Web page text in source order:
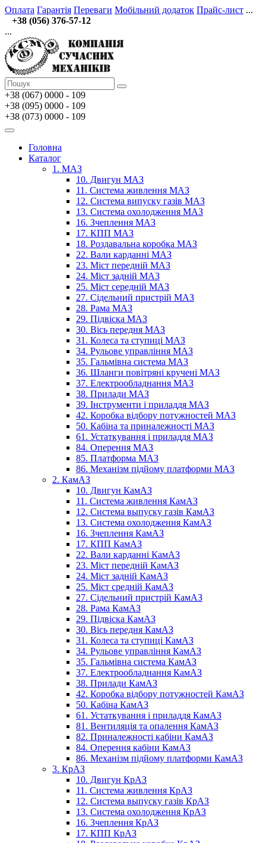
Оплата Гарантія Переваги Мобільний додаток Прайс-лист ...
+38 (056) 376-57-12
...
+38 (067) 0000 - 109
+38 (095) 0000 - 109
+38 (073) 0000 - 109
Головна
Каталог
1. МАЗ
10. Двигун МАЗ
11. Система живлення МАЗ
12. Система випуску газів МАЗ
13. Система охолодження МАЗ
16. Зчеплення МАЗ
17. КПП МАЗ
18. Роздавальна коробка МАЗ
22. Вали карданні МАЗ
23. Міст передній МАЗ
24. Міст задній МАЗ
25. Міст середній МАЗ
27. Сідельний пристрій МАЗ
28. Рама МАЗ
29. Підвіска МАЗ
30. Вісь передня МАЗ
31. Колеса та ступиці МАЗ
34. Рульове управління МАЗ
35. Гальмівна система МАЗ
36. Шланги повітряні кручені МАЗ
37. Електрообладнання МАЗ
38. Прилади МАЗ
39. Інструменти і приладдя МАЗ
42. Коробка відбору потужностей МАЗ
50. Кабіна та приналежності МАЗ
61. Устаткування і приладдя МАЗ
84. Оперення МАЗ
85. Платформа МАЗ
86. Механізм підйому платформи МАЗ
2. КамАЗ
10. Двигун КамАЗ
11. Система живлення КамАЗ
12. Система выпуску газів КамАЗ
13. Система охолодження КамАЗ
16. Зчеплення КамАЗ
17. КПП КамАЗ
22. Вали карданні КамАЗ
23. Міст передній КамАЗ
24. Міст задній КамАЗ
25. Міст средній КамАЗ
27. Сідельний пристрій КамАЗ
28. Рама КамАЗ
29. Підвіска КамАЗ
30. Вісь передня КамАЗ
31. Колеса та ступиці КамАЗ
34. Рульове управління КамАЗ
35. Гальмівна система КамАЗ
37. Електрообладнання КамАЗ
38. Прилади КамАЗ
42. Коробка відбору потужностей КамАЗ
50. Кабіна КамАЗ
61. Устаткування і приладдя КамАЗ
81. Вентиляція та опалення КамАЗ
82. Приналежності кабіни КамАЗ
84. Оперення кабіни КамАЗ
86. Механізм підйому платформи КамАЗ
3. КрАЗ
10. Двигун КрАЗ
11. Система живлення КрАЗ
12. Система выпуску газів КрАЗ
13. Система охолодження КрАЗ
16. Зчеплення КрАЗ
17. КПП КрАЗ